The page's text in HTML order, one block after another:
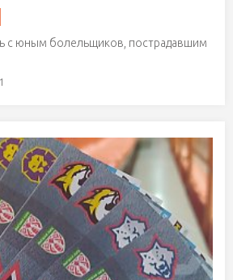
с юным болельщиков, пострадавшим